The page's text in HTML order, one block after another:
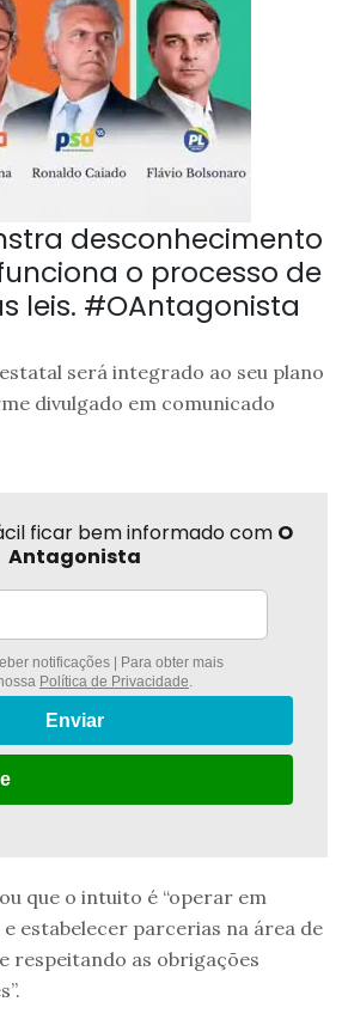
desconhecimento
o processo de
leis. #OAntagonista
será integrado ao seu plano
divulgado em comunicado
ficar bem informado com O
Antagonista
notificações | Para obter mais
Política de Privacidade.
Enviar
que o intuito é “operar em
estabelecer parcerias na área de
respeitando as obrigações